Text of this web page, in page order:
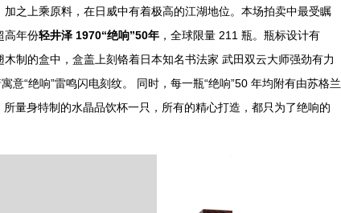
之上乘原料，在日威中有着极高的江湖地位。本场拍卖中最受瞩
高年份轻井泽 1970“绝响”50年 ，全球限量 211 瓶。瓶标设计有
制的盒中，盒盖上刻铬着日本知名书法家 武田双云大师强劲有力
意“绝响”雷鸣闪电刻纹。 同时，每一瓶“绝响”50 年均附有由苏格兰
量身特制的水晶品饮杯一只，所有的精心打造，都只为了绝响的